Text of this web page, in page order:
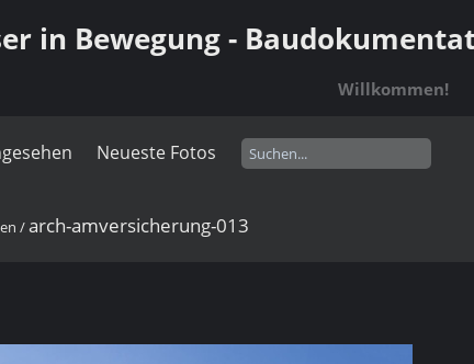
in Bewegung -
Willkommen!
Neueste Fotos
/arch-amversicherung-013